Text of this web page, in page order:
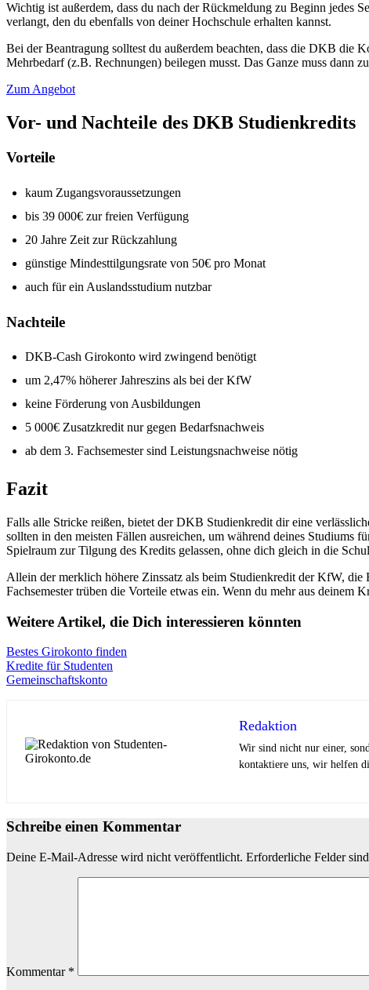
Wichtig ist außerdem, dass du nach der Rückmeldung zu Beginn jedes
verlangt, den du ebenfalls von deiner Hochschule erhalten kannst.
Bei der Beantragung solltest du außerdem beachten, dass die DKB die
Mehrbedarf (z.B. Rechnungen) beilegen musst. Das Ganze muss dann
Zum Angebot
Vor- und Nachteile des DKB Studienkredits
Vorteile
kaum Zugangsvoraussetzungen
bis 39 000€ zur freien Verfügung
20 Jahre Zeit zur Rückzahlung
günstige Mindesttilgungsrate von 50€ pro Monat
auch für ein Auslandsstudium nutzbar
Nachteile
DKB-Cash Girokonto wird zwingend benötigt
um 2,47% höherer Jahreszins als bei der KfW
keine Förderung von Ausbildungen
5 000€ Zusatzkredit nur gegen Bedarfsnachweis
ab dem 3. Fachsemester sind Leistungsnachweise nötig
Fazit
Falls alle Stricke reißen, bietet der DKB Studienkredit dir eine
sollten in den meisten Fällen ausreichen, um während deines Studiums
Spielraum zur Tilgung des Kredits gelassen, ohne dich gleich in die
Allein der merklich höhere Zinssatz als beim Studienkredit der KfW,
Fachsemester trüben die Vorteile etwas ein. Wenn du mehr aus
Weitere Artikel, die Dich interessieren könnten
Bestes Girokonto finden
Kredite für Studenten
Gemeinschaftskonto
Redaktion
Wir sind nicht nur einer,
kontaktiere uns, wir helfen
Schreibe einen Kommentar
Deine E-Mail-Adresse wird nicht veröffentlicht. Erforderliche Felder
Kommentar *